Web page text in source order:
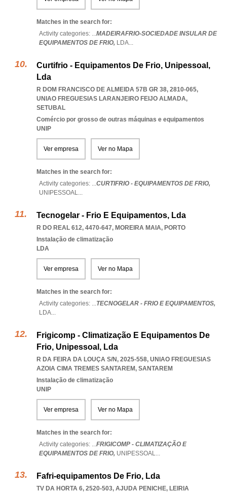
Matches in the search for:
Activity categories: ...MADEIRAFRIO-SOCIEDADE INSULAR DE
EQUIPAMENTOS DE FRIO, LDA...
Curtifrio - Equipamentos De Frio, Unipessoal,
Lda
R DOM FRANCISCO DE ALMEIDA 57B GR 38, 2810-065,
UNIAO FREGUESIAS LARANJEIRO FEIJO ALMADA,
SETUBAL
Comércio por grosso de outras máquinas e equipamentos
UNIP
Ver empresa Ver no Mapa
Matches in the search for:
Activity categories: ...CURTIFRIO - EQUIPAMENTOS DE FRIO,
UNIPESSOAL...
Tecnogelar - Frio E Equipamentos, Lda
R DO REAL 612, 4470-647, MOREIRA MAIA, PORTO
Instalação de climatização
LDA
Ver empresa Ver no Mapa
Matches in the search for:
Activity categories: ...TECNOGELAR - FRIO E EQUIPAMENTOS,
LDA...
Frigicomp - Climatização E Equipamentos De
Frio, Unipessoal, Lda
R DA FEIRA DA LOUÇA S/N, 2025-558, UNIAO FREGUESIAS
AZOIA CIMA TREMES SANTAREM, SANTAREM
Instalação de climatização
UNIP
Ver empresa Ver no Mapa
Matches in the search for:
Activity categories: ...FRIGICOMP - CLIMATIZAÇÃO E
EQUIPAMENTOS DE FRIO, UNIPESSOAL...
Fafri-equipamentos De Frio, Lda
TV DA HORTA 6, 2520-503, AJUDA PENICHE, LEIRIA